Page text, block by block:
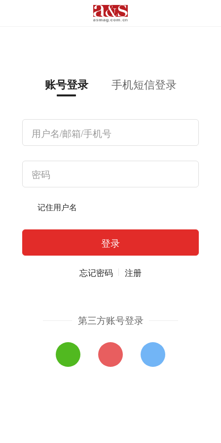
账号登录 手机短信登录
记住用户名
忘记密码 注册
第三方账号登录